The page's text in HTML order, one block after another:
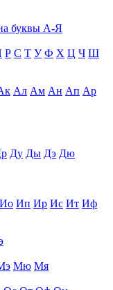
буквы А-Я
Р С Т У Ф Х Ц Ч Ш
Ал Ам Ан Ап Ар
Ду Ды Дэ Дю
Ио Ип Ир Ис Ит Иф
Мю Мя